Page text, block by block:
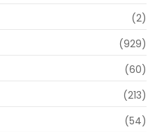
(2)
(929)
(60)
(213)
(54)